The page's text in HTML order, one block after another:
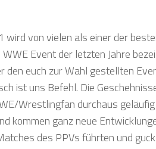
von vielen als einer der
Event der letzten Jahre
den euch zur Wahl gestellten
ist uns Befehl. Die
Wrestlingfan durchaus
kommen ganz neue
des PPVs führten und